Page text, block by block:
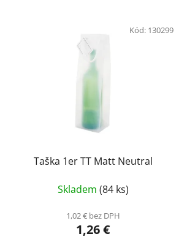
Taška 1er TT Matt Neutral
Skladem (84 ks)
1,02 € bez DPH
1,26 €
Kód: 130299